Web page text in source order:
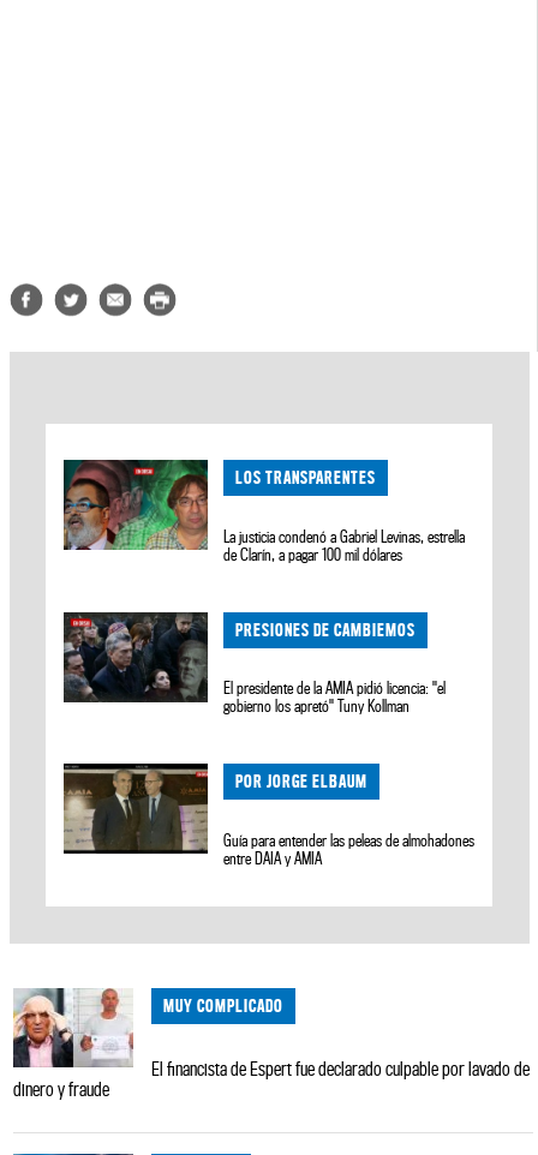
LOS TRANSPARENTES
La justicia condenó a Gabriel Levinas, estrella
de Clarín, a pagar 100 mil dólares
PRESIONES DE CAMBIEMOS
El presidente de la AMIA pidió licencia: "el
gobierno los apretó" Tuny Kollman
POR JORGE ELBAUM
Guía para entender las peleas de almohadones
entre DAIA y AMIA
MUY COMPLICADO
El financista de Espert fue declarado culpable por lavado de
dinero y fraude